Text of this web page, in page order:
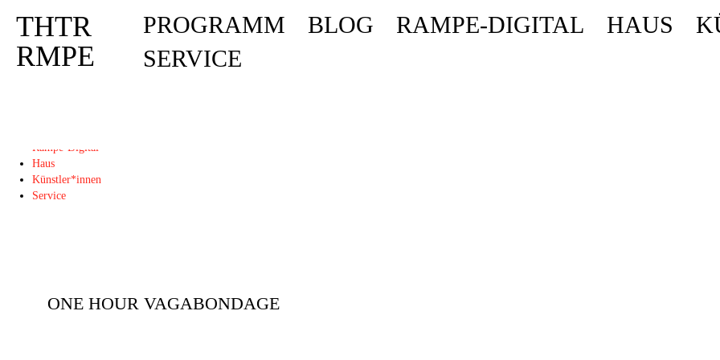
Deprecated : Die Funktion post_permalink ist seit Version 4.4.0 veraltet! Verwende stattdessen get_permalink(). in /homepages/10/d43051023/htdocs/
THTR
RMPE
Rampe-Digital
Haus
Künstler*innen
Service
THTR
RMPE
PROGRAMM BLOG RAMPE-DIGITAL HAUS
SERVICE
ONE HOUR VAGABONDAGE